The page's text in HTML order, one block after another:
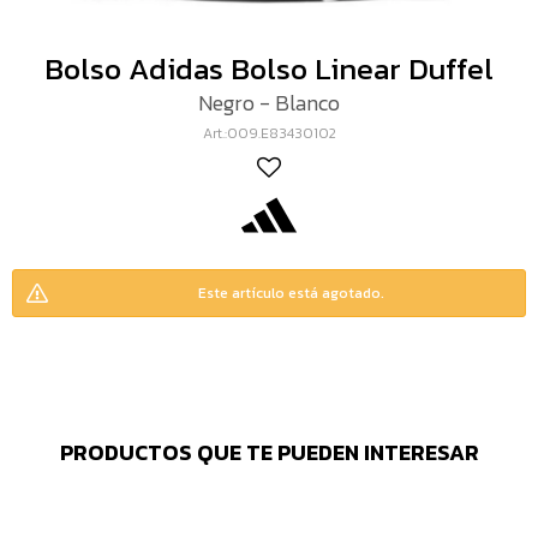
Bolso Adidas Bolso Linear Duffel
Negro - Blanco
009.E83430102
Este artículo está agotado.
PRODUCTOS QUE TE PUEDEN INTERESAR